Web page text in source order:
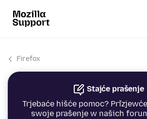
Firefox
Stajće prašenje
Trjebaće hišće pomoc?
swoje prašenje w našich